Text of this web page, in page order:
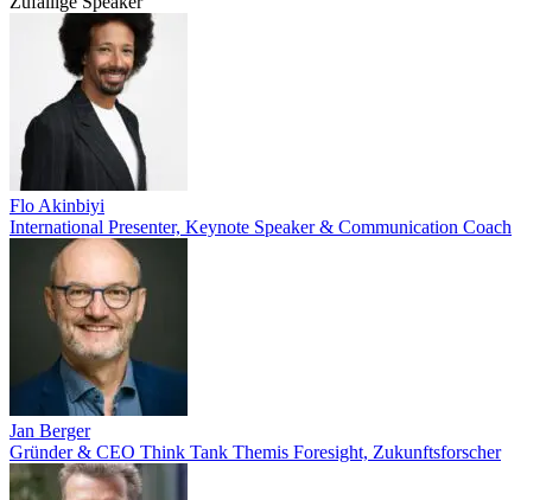
Flo Akinbiyi
International Presenter, Keynote Speaker & Communication Coach
Jan Berger
Gründer & CEO Think Tank Themis Foresight, Zukunftsforscher